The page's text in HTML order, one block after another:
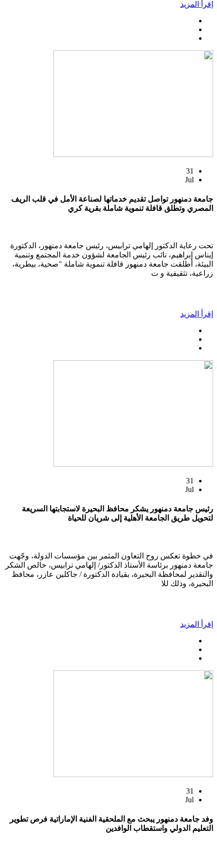
إقرأ المزيد
31
Jul
جامعة دمنهور تواصل تقديم خدماتها لصناعة الأمل في قلب الريف
المصري وتطلق قافلة تنموية شاملة بقرية كري
تحت رعاية الدكتور إلهامي ترابيس، رئيس جامعة دمنهور، الدكتورة
إيناس إبراهيم، نائب رئيس الجامعة لشؤون خدمة المجتمع وتنمية
البيئة، أطلقت جامعة دمنهور قافلة تنموية شاملة "صحية، بيطرية،
زراعية، تثقيفية و ت
إقرأ المزيد
31
Jul
رئيس جامعة دمنهور يشكر محافظ البحيرة لاستجابتها السريعة
لتحويل طريق الجامعة الأهلية إلى شريان للحياة
في خطوة تعكس روح التعاون المثمر بين مؤسسات الدولة، وجّهت
جامعة دمنهور برئاسة الأستاذ الدكتور/ إلهامي ترابيس، خالص الشكر
والتقدير لمحافظة البحيرة، بقيادة الدكتورة / جاكلين عازر، محافظ
البحيرة، وذلك للا
إقرأ المزيد
31
Jul
وفد جامعة دمنهور يبحث مع الملحقية الفنية الإماراتية فرص تطوير
التعليم الدولي واستقطاب الوافدين